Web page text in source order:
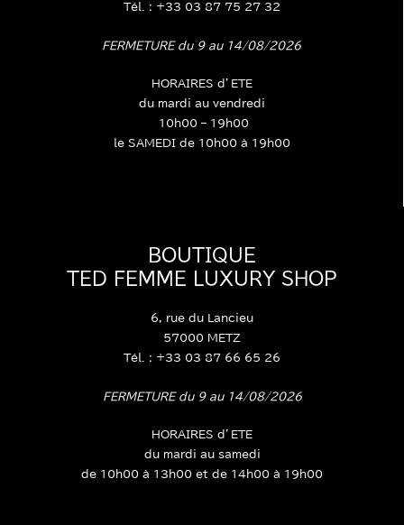
Tél. : +33 03 87 75 27 32
FERMETURE du 9 au 14/08/2026
HORAIRES d’ETE
du mardi au vendredi
10h00 – 19h00
le SAMEDI de 10h00 à 19h00
BOUTIQUE
TED FEMME LUXURY SHOP
6, rue du Lancieu
57000 METZ
Tél. : +33 03 87 66 65 26
FERMETURE du 9 au 14/08/2026
HORAIRES d’ETE
du mardi au samedi
de 10h00 à 13h00 et de 14h00 à 19h00